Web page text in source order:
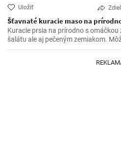
Uložiť
Šťavnaté kuracie maso na
Kuracie prsia na prírodno s omáčkou
šalátu ale aj pečeným zemiakom.
spôsob šťavnatých kuracích rezňov